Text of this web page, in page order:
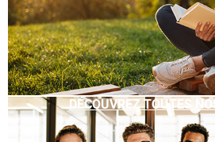
DÉCOUVREZ TOUTES